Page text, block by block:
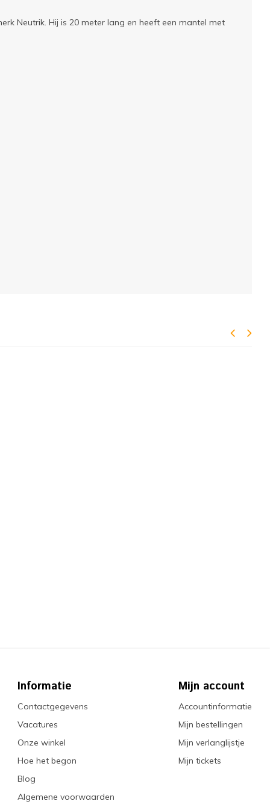
Neutrik. Hij is 20 meter lang en heeft een mantel met
Informatie
Contactgegevens
Vacatures
Onze winkel
Hoe het begon
Blog
Algemene voorwaarden
Mijn account
Accountinformatie
Mijn bestellingen
Mijn verlanglijstje
Mijn tickets